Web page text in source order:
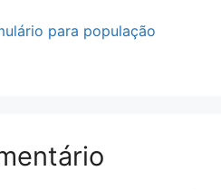
para população